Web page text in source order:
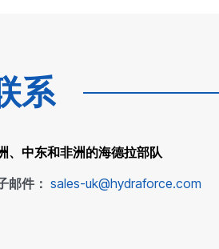
系
、中东和非洲的海德拉部队
邮件： sales-uk@hydraforce.com